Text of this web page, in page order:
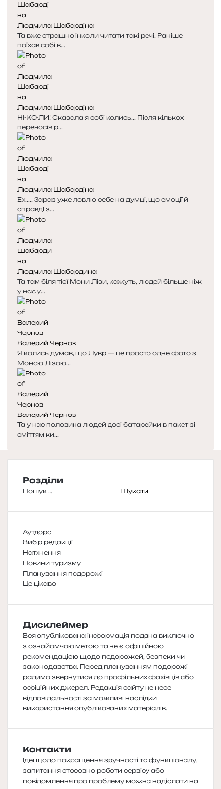
я
с
т
о
р
і
н
к
а
а
с
т
о
р
і
н
к
а
Людмила Шабардіна
Та вже страшно інколи читати такі речі. Раніше
поїхав собі в...
Людмила Шабардіна
НІ-КО-ЛИ! Сказала я собі колись... Після кількох
переносів р...
Людмила Шабардіна
Ех..... Зараз уже ловлю себе на думці, що емоції й
справді з...
Людмила Шабардина
Та там біля тієї Мони Лізи, кажуть, людей більше ніж
у нас у...
Валерий Чернов
Я колись думав, що Лувр — це просто одне фото з
Моною Лізою...
Валерий Чернов
Та у нас половина людей досі батарейки в пакет зі
сміттям ки...
Розділи
Пошук:
Аутдорс
Вибір редакції
Натхнення
Новини туризму
Планування подорожі
Це цікаво
Дисклеймер
Вся опублікована інформація подана виключно
з ознайомчою метою та не є офіційною
рекомендацією щодо подорожей, безпеки чи
законодавства. Перед плануванням подорожі
радимо звернутися до профільних фахівців або
офіційних джерел. Редакція сайту не несе
відповідальності за можливі наслідки
використання опублікованих матеріалів.
Контакти
Ідеї щодо покращення зручності та функціоналу,
запитання стосовно роботи сервісу або
повідомлення про проблему можна надіслати на